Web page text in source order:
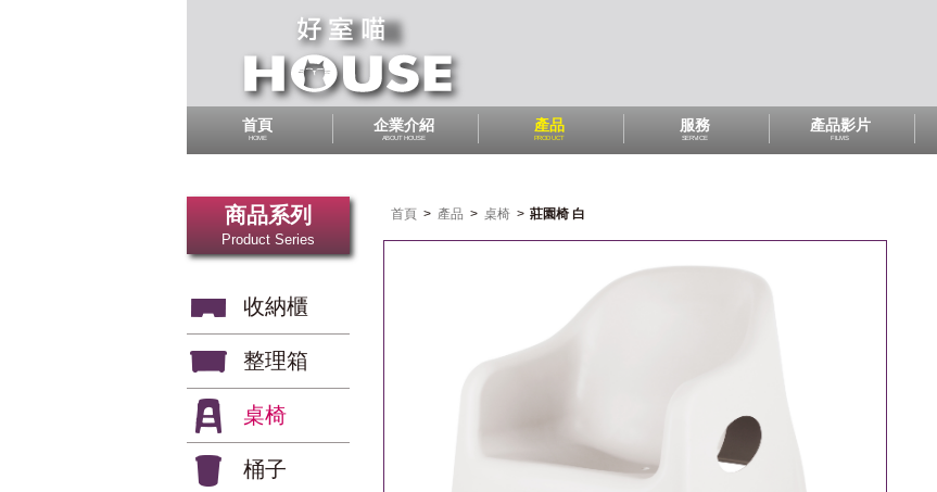
首頁
HOME
企業介紹
ABOUT HOUSE
產品
PRODUCT
服務
SERVICE
產品影片
FILMS
商品系列
Product Series
收納櫃
整理箱
桌椅
桶子
首頁 > 產品 > 桌椅 > 莊園椅 白